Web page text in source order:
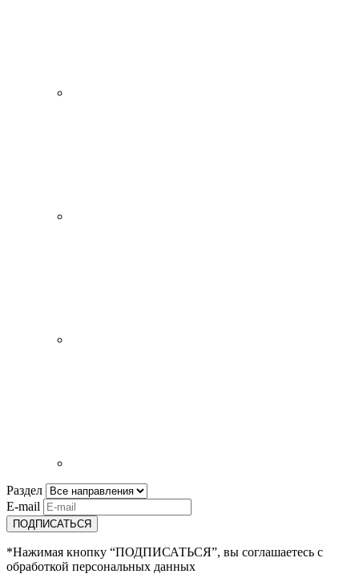
Раздел
E-mail
ПОДПИСАТЬСЯ
*Нажимая кнопку “ПОДПИСАТЬСЯ”, вы соглашаетесь с
обработкой персональных данных